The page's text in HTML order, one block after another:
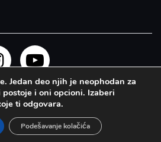
Jedan deo njih je neophodan za
i oni opcioni. Izaberi
ti odgovara.
Podešavanje kolačića